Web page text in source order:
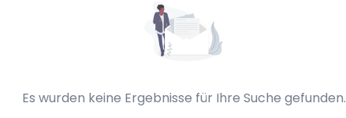
Es wurden keine Ergebnisse für Ihre Suche gefunden.